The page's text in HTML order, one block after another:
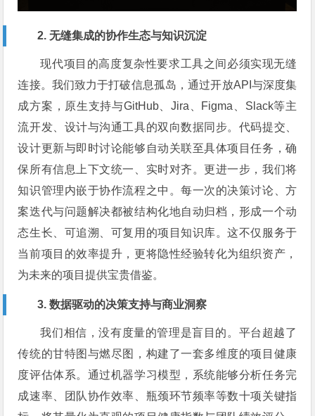
2. 无缝集成的协作生态与知识沉淀
现代项目的高度复杂性要求工具之间必须实现无缝
连接。我们致力于打破信息孤岛，通过开放API与深度集
成方案，原生支持与GitHub、Jira、Figma、Slack等主
流开发、设计与沟通工具的双向数据同步。代码提交、
设计更新与即时讨论能够自动关联至具体项目任务，确
保所有信息上下文统一、实时对齐。更进一步，我们将
知识管理内嵌于协作流程之中。每一次的决策讨论、方
案迭代与问题解决都被结构化地自动归档，形成一个动
态生长、可追溯、可复用的项目知识库。这不仅服务于
当前项目的效率提升，更将隐性经验转化为组织资产，
为未来的项目提供宝贵借鉴。
3. 数据驱动的决策支持与商业洞察
我们相信，没有度量的管理是盲目的。平台超越了
传统的甘特图与燃尽图，构建了一套多维度的项目健康
度评估体系。通过机器学习模型，系统能够分析任务完
成速率、团队协作效率、瓶颈环节频率等数十项关键指